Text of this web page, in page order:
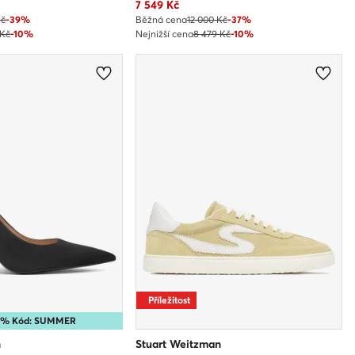
-39%
-10%
Aktuální cena
7 549Kč
Běžná cena12 000 Kč-37%
Nejnižší cena8 479 Kč-10%
Kód: SUMMER
Příležitost
Stuart Weitzman